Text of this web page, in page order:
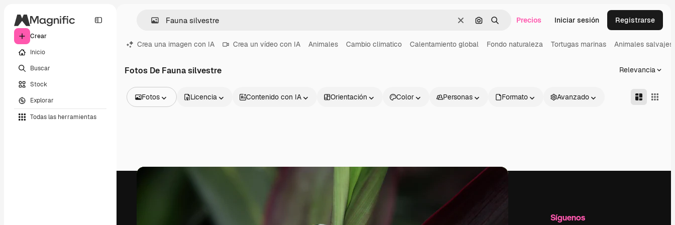
Crear
Inicio
Buscar
Stock
Explorar
Todas las herramientas
BorrarBuscar por imagen
BuscarPrecios Iniciar sesión Registrarse
Crea una imagen con IA Crea un vídeo con IA Animales Cambio climatico Calentamiento global Fondo naturaleza Tortugas marinas Animales salvajes
Fotos De Fauna silvestre Relevancia
Fotos
Vídeos
Licencia Contenido con IA Orientación Color Personas Formato Avanzado
Productos Información útil Síguenos